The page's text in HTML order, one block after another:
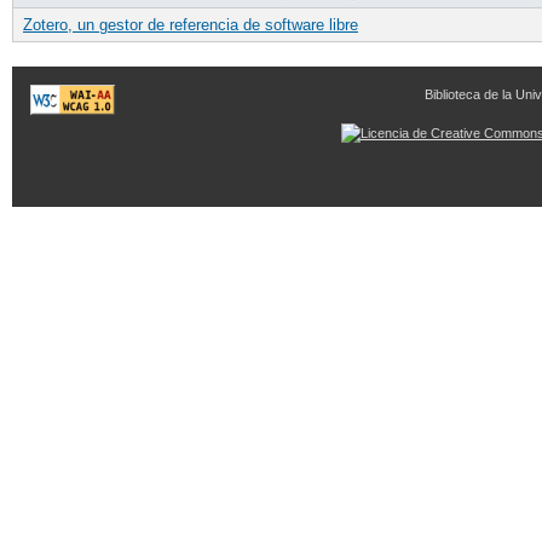
Zotero, un gestor de referencia de software libre
Biblioteca de la